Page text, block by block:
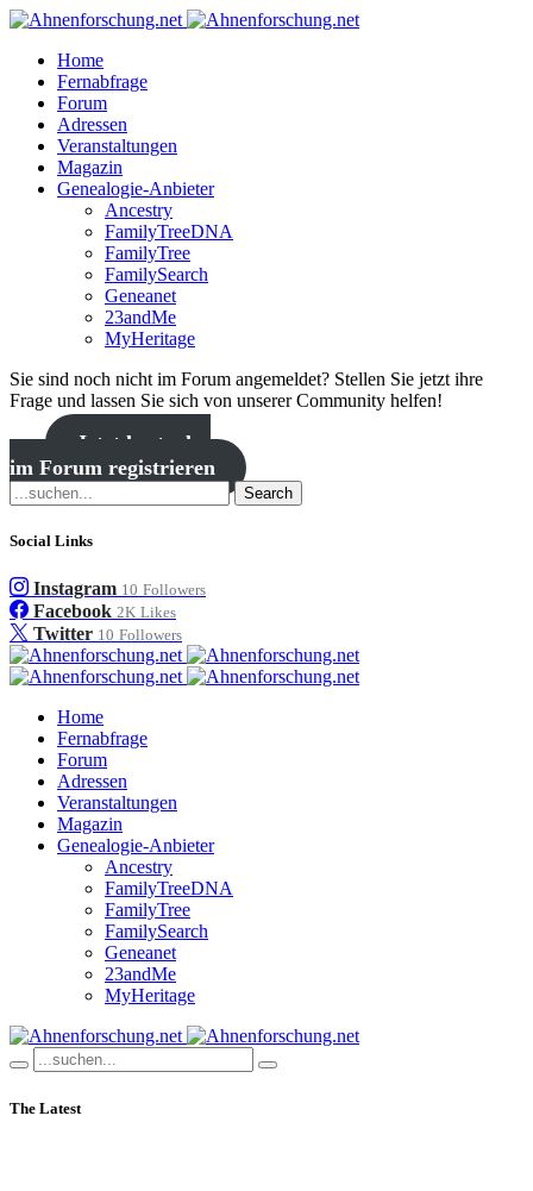
Home
Fernabfrage
Forum
Adressen
Veranstaltungen
Magazin
Genealogie-Anbieter
Ancestry
FamilyTreeDNA
FamilyTree
FamilySearch
Geneanet
23andMe
MyHeritage
Sie sind noch nicht im Forum angemeldet? Stellen Sie jetzt ihre
Frage und lassen Sie sich von unserer Community helfen!
Jetzt kostenlos
im Forum registrieren
Search
Social Links
Instagram 10 Followers
Facebook 2K Likes
Twitter 10 Followers
Home
Fernabfrage
Forum
Adressen
Veranstaltungen
Magazin
Genealogie-Anbieter
Ancestry
FamilyTreeDNA
FamilyTree
FamilySearch
Geneanet
23andMe
MyHeritage
The Latest